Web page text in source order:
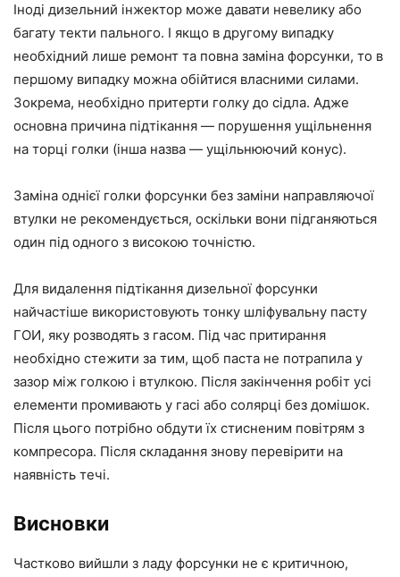
Іноді дизельний інжектор може давати невелику або
багату текти пального. І якщо в другому випадку
необхідний лише ремонт та повна заміна форсунки, то в
першому випадку можна обійтися власними силами.
Зокрема, необхідно притерти голку до сідла. Адже
основна причина підтікання — порушення ущільнення
на торці голки (інша назва — ущільнюючий конус).
Заміна однієї голки форсунки без заміни направляючої
втулки не рекомендується, оскільки вони підганяються
один під одного з високою точністю.
Для видалення підтікання дизельної форсунки
найчастіше використовують тонку шліфувальну пасту
ГОИ, яку розводять з гасом. Під час притирання
необхідно стежити за тим, щоб паста не потрапила у
зазор між голкою і втулкою. Після закінчення робіт усі
елементи промивають у гасі або солярці без домішок.
Після цього потрібно обдути їх стисненим повітрям з
компресора. Після складання знову перевірити на
наявність течі.
Висновки
Частково вийшли з ладу форсунки не є критичною,